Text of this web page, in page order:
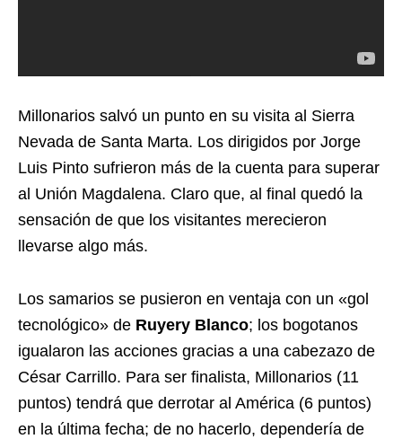
Millonarios salvó un punto en su visita al Sierra
Nevada de Santa Marta. Los dirigidos por Jorge
Luis Pinto sufrieron más de la cuenta para superar
al Unión Magdalena. Claro que, al final quedó la
sensación de que los visitantes merecieron
llevarse algo más.
Los samarios se pusieron en ventaja con un «gol
tecnológico» de Ruyery Blanco; los bogotanos
igualaron las acciones gracias a una cabezazo de
César Carrillo. Para ser finalista, Millonarios (11
puntos) tendrá que derrotar al América (6 puntos)
en la última fecha; de no hacerlo, dependería de